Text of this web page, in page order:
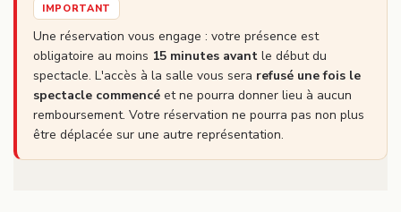
IMPORTANT
Une réservation vous engage : votre présence est
obligatoire au moins 15 minutes avant le début du
spectacle. L'accès à la salle vous sera refusé une fois le
spectacle commencé et ne pourra donner lieu à aucun
remboursement. Votre réservation ne pourra pas non plus
être déplacée sur une autre représentation.